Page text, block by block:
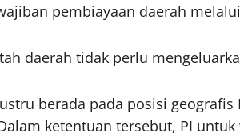
pembiayaan daerah
daerah tidak perlu
berada pada posisi
ketentuan tersebut, PI